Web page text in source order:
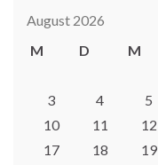
August 2026
M
D M
3
4 5
10
11 12
17
18 19